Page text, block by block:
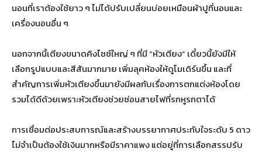
นอนที่เราต้องใช้ยาว ๆ ไม่ได้ปรับเปลี่ยนบ่อยเหมือนผ้าปูที่นอนและ
เครื่องนอนอื่น ๆ
นอกจากนี้เตียงขนาดคิงไซซ์ใหญ่ ๆ ที่มี “หัวเตียง” เดี๋ยวนี้ยังมีให้
เลือกรูปแบบและสีสันมากมาย เพิ่มลุคห้องให้ดูโมเดิร์นขึ้น และที่
สำคัญการเพิ่มหัวเตียงขึ้นมายังมีผลกับเรื่องการตกแต่งห้องโดย
รวมได้ดีด้วยเพราะหัวเตียงช่วยซ่อนสายไฟที่รกหูรกตาได้
การเชื่อมต่อประสบการณ์และสร้างบรรยากาศประทับใจระดับ 5 ดาว
ไม่จำเป็นต้องใช้เงินมากหรือมีราคาแพง แต่อยู่ที่การเลือกสรรปรับ